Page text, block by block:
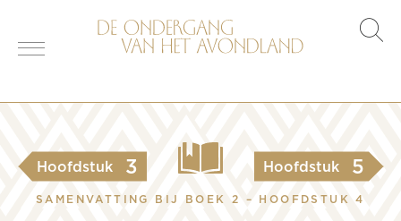
Hoofdstuk 3 Hoofdstuk 5
SAMENVATTING BIJ BOEK 2 – HOOFDSTUK 4